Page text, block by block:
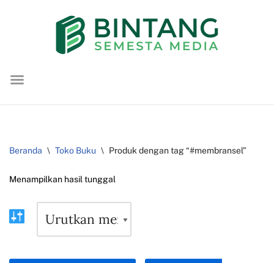
konten
Beranda \ Toko Buku \ Produk dengan tag “#membransel”
Menampilkan hasil tunggal